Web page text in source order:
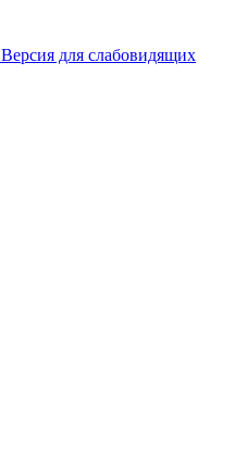
Версия для слабовидящих